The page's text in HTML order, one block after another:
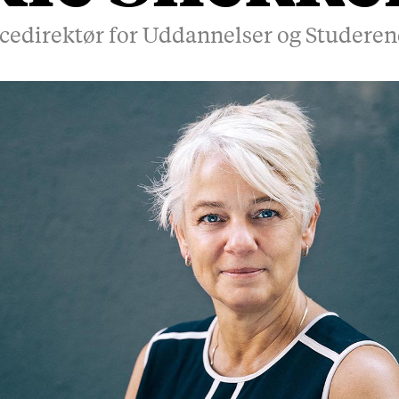
for Uddannelser og